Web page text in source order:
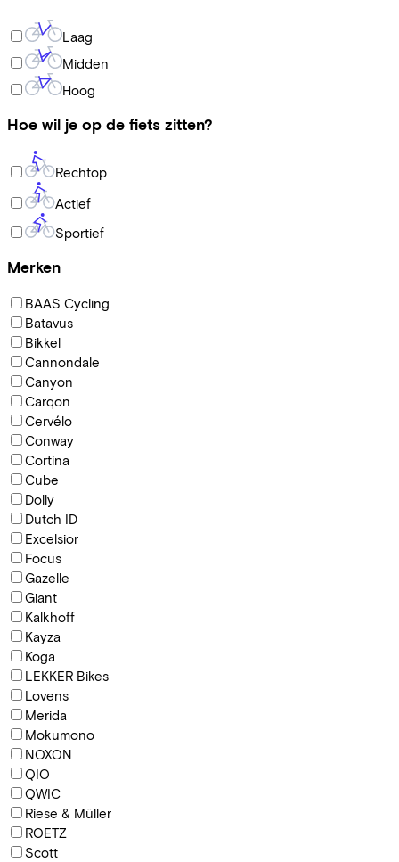
Laag
Midden
Hoog
Hoe wil je op de fiets zitten?
Rechtop
Actief
Sportief
Merken
BAAS Cycling
Batavus
Bikkel
Cannondale
Canyon
Carqon
Cervélo
Conway
Cortina
Cube
Dolly
Dutch ID
Excelsior
Focus
Gazelle
Giant
Kalkhoff
Kayza
Koga
LEKKER Bikes
Lovens
Merida
Mokumono
NOXON
QIO
QWIC
Riese & Müller
ROETZ
Scott